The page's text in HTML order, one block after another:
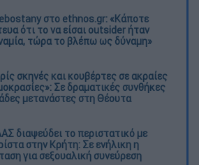
στο ethnos.gr: «Κάποτε
ότι το να είσαι outsider ήταν
τώρα το βλέπω ως δύναμη»
σκηνές και κουβέρτες σε ακραίες
Σε δραματικές συνθήκες
μετανάστες στη Θέουτα
διαψεύδει το περιστατικό με
στην Κρήτη: Σε ενήλικη η
για σεξουαλική συνεύρεση